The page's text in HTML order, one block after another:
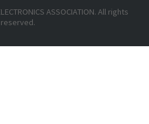
ASSOCIATION. All rights
reserved.